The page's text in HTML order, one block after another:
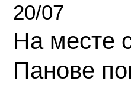
20/07
На месте
Панове